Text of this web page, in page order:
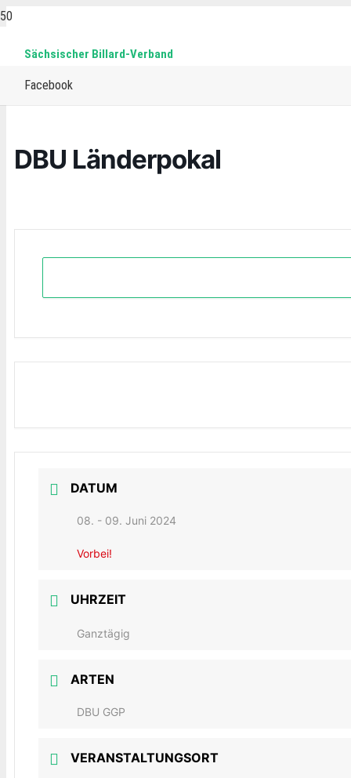
Sächsischer Billard-Verband
Facebook
DBU Länderpokal
DATUM
08. - 09. Juni 2024
Vorbei!
UHRZEIT
Ganztägig
ARTEN
DBU GGP
VERANSTALTUNGSORT